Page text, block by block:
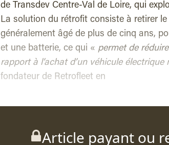
de Transdev Centre-Val de Loire, qui
La solution du rétrofit consiste à retirer le
généralement âgé de plus de cinq ans,
et une batterie, ce qui « permet de
rapport à l’achat d’un véhicule électrique
fondateur de Retrofleet en
Article payant ou